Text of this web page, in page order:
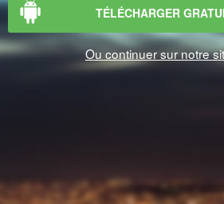
TÉLÉCHARGER
Ou continuer sur notre